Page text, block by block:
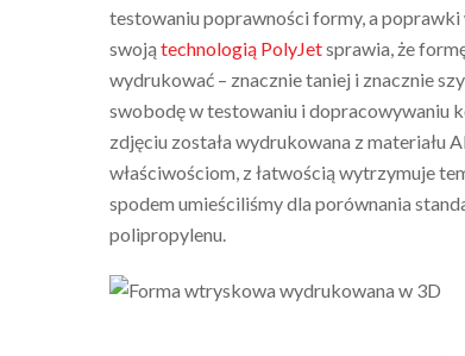
testowaniu poprawności formy, a poprawki
swoją technologią PolyJetsprawia, że
wydrukować – znacznie taniej i znacznie
swobodę w testowaniu i dopracowywaniu
zdjęciu została wydrukowana z
właściwościom, z łatwością wytrzymuje
spodem umieściliśmy dla porównania
polipropylenu.